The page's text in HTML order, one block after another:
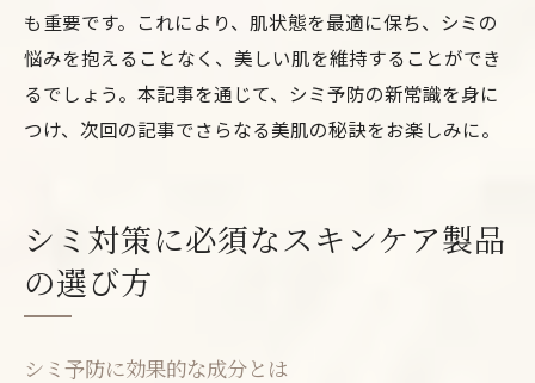
も重要です。これにより、肌状態を最適に保ち、シミの
悩みを抱えることなく、美しい肌を維持することができ
るでしょう。本記事を通じて、シミ予防の新常識を身に
つけ、次回の記事でさらなる美肌の秘訣をお楽しみに。
シミ対策に必須なスキンケア製品
の選び方
シミ予防に効果的な成分とは